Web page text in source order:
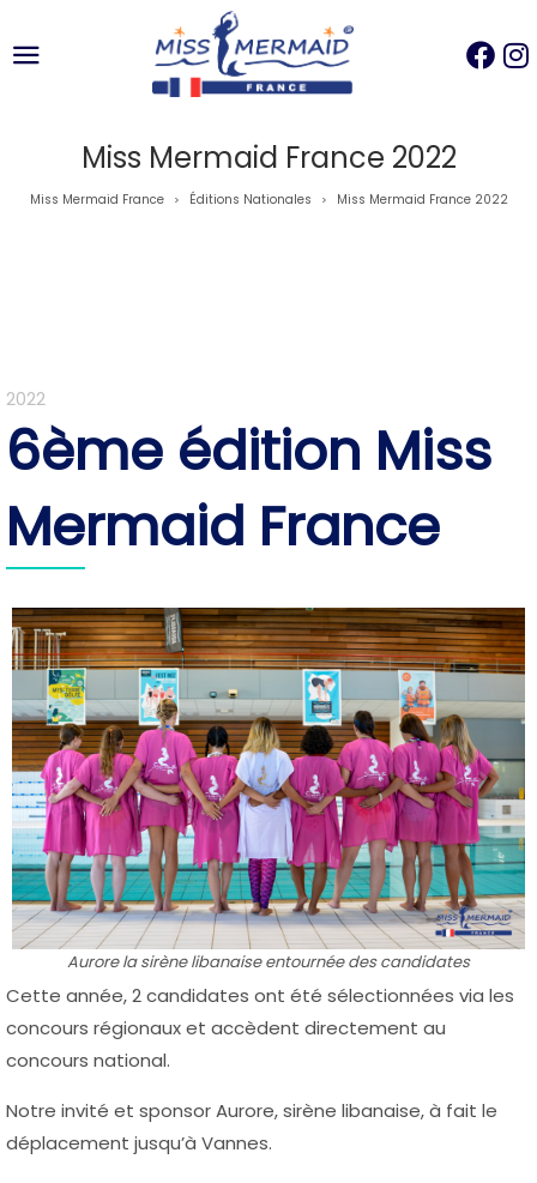
Miss Mermaid France 2022
Miss Mermaid France > Éditions Nationales > Miss Mermaid France 2022
2022
6ème édition Miss
Mermaid France
Aurore la sirène libanaise entournée des candidates
Cette année, 2 candidates ont été sélectionnées via les
concours régionaux et accèdent directement au
concours national.
Notre invité et sponsor Aurore, sirène libanaise, à fait le
déplacement jusqu’à Vannes.